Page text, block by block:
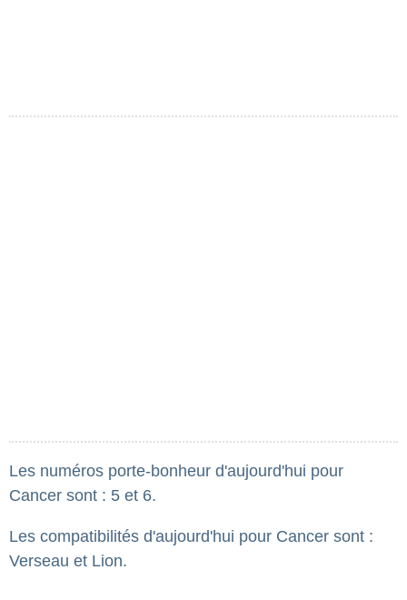
Les numéros porte-bonheur d'aujourd'hui pour
Cancer sont : 5 et 6.
Les compatibilités d'aujourd'hui pour Cancer sont :
Verseau et Lion.